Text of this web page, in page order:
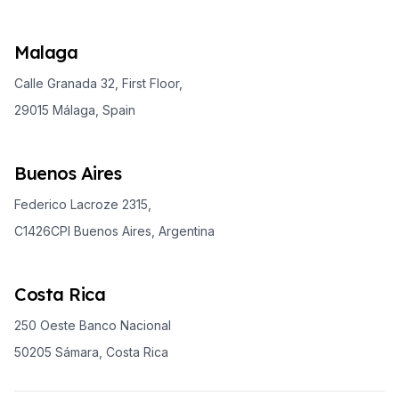
Malaga
Calle Granada 32, First Floor,
29015 Málaga, Spain
Buenos Aires
Federico Lacroze 2315,
C1426CPI Buenos Aires, Argentina
Costa Rica
250 Oeste Banco Nacional
50205 Sámara, Costa Rica